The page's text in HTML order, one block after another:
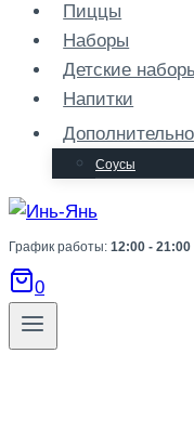
Пиццы
Наборы
Детские
Напитки
Дополнительно
Соусы
График работы: 12:00 - 21:00
0